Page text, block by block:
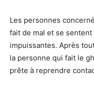
Les personnes
fait de mal et se
impuissantes. Après
la personne qui fait le
prête à reprendre